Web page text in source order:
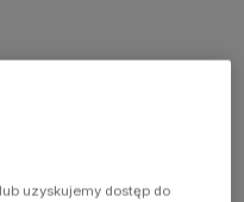
uzyskujemy dostęp do